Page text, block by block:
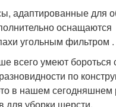
адаптированные для
оснащаются
угольным фильтром .
всего умеют бороться
по
в нашем сегодняшнем